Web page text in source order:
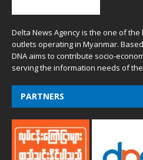
Delta News Agency is the one of
outlets operating in Myanmar.
DNA aims to contribute socio-
serving the information needs of
PARTNERS